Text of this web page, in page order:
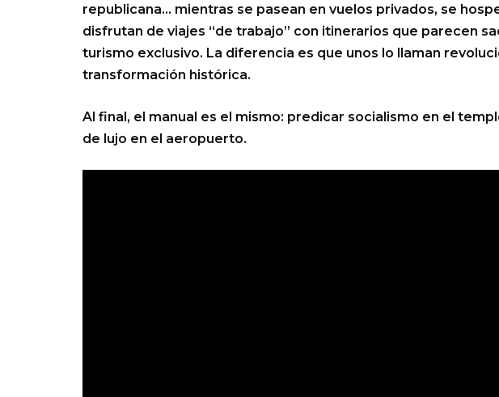
republicana… mientras se pasean en vuelos privados, se
disfrutan de viajes “de trabajo” con itinerarios que parecen
turismo exclusivo. La diferencia es que unos lo llaman
transformación histórica.
Al final, el manual es el mismo: predicar socialismo en el
de lujo en el aeropuerto.